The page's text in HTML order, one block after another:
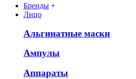
Бренды +
Лицо
Альгинатные маски
Ампулы
Аппараты